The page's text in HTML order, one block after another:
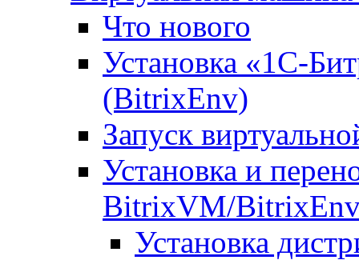
Что нового
Установка «1С-
(BitrixEnv)
Запуск
Установка и
BitrixVM/
Установка